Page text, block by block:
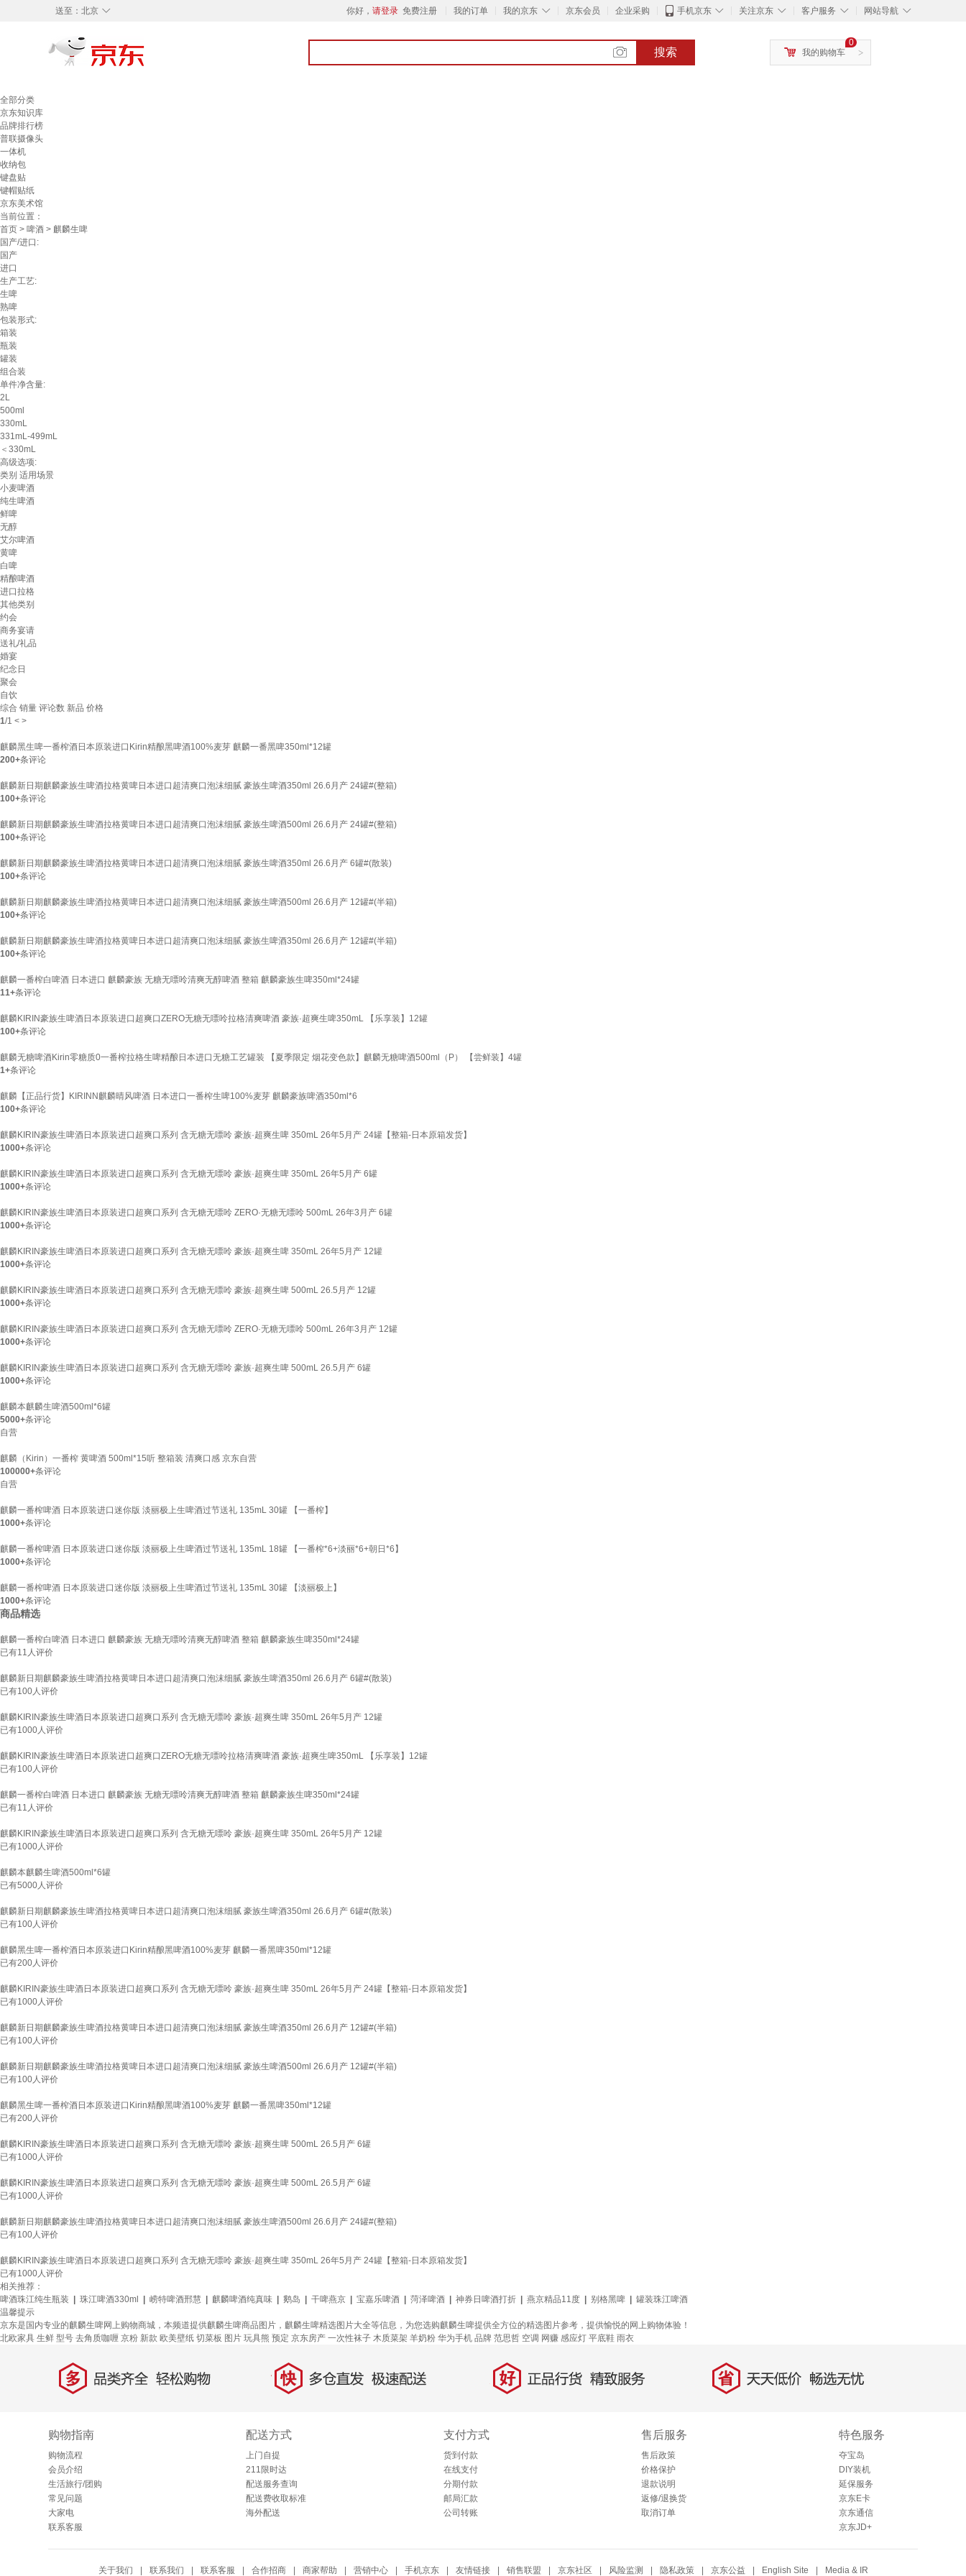
◇
送至： 北京 你好， 请登录 免费注册 我的订单 ◇
我的京东 京东会员 企业采购 ◇
手机京东 ◇
关注京东 ◇
客户服务 ◇
网站导航
搜索 >
0
我的购物车
全部分类
京东知识库
品牌排行榜
普联摄像头
一体机
收纳包
键盘贴
键帽贴纸
京东美术馆
当前位置：
首页 > 啤酒 > 麒麟生啤
国产/进口:
国产
进口
生产工艺:
生啤
熟啤
包装形式:
箱装
瓶装
罐装
组合装
单件净含量:
2L
500ml
330mL
331mL-499mL
＜330mL
高级选项:
类别 适用场景
小麦啤酒
纯生啤酒
鲜啤
无醇
艾尔啤酒
黄啤
白啤
精酿啤酒
进口拉格
其他类别
约会
商务宴请
送礼/礼品
婚宴
纪念日
聚会
自饮
综合 销量 评论数 新品 价格
1/1 < >
麒麟黑生啤一番榨酒日本原装进口Kirin精酿黑啤酒100%麦芽 麒麟一番黑啤350ml*12罐
200+条评论
麒麟新日期麒麟豪族生啤酒拉格黄啤日本进口超清爽口泡沫细腻 豪族生啤酒350ml 26.6月产 24罐#(整箱)
100+条评论
麒麟新日期麒麟豪族生啤酒拉格黄啤日本进口超清爽口泡沫细腻 豪族生啤酒500ml 26.6月产 24罐#(整箱)
100+条评论
麒麟新日期麒麟豪族生啤酒拉格黄啤日本进口超清爽口泡沫细腻 豪族生啤酒350ml 26.6月产 6罐#(散装)
100+条评论
麒麟新日期麒麟豪族生啤酒拉格黄啤日本进口超清爽口泡沫细腻 豪族生啤酒500ml 26.6月产 12罐#(半箱)
100+条评论
麒麟新日期麒麟豪族生啤酒拉格黄啤日本进口超清爽口泡沫细腻 豪族生啤酒350ml 26.6月产 12罐#(半箱)
100+条评论
麒麟一番榨白啤酒 日本进口 麒麟豪族 无糖无嘌呤清爽无醇啤酒 整箱 麒麟豪族生啤350ml*24罐
11+条评论
麒麟KIRIN豪族生啤酒日本原装进口超爽口ZERO无糖无嘌呤拉格清爽啤酒 豪族·超爽生啤350mL 【乐享装】12罐
100+条评论
麒麟无糖啤酒Kirin零糖质0一番榨拉格生啤精酿日本进口无糖工艺罐装 【夏季限定 烟花变色款】麒麟无糖啤酒500ml（P） 【尝鲜装】4罐
1+条评论
麒麟【正品行货】KIRINN麒麟晴风啤酒 日本进口一番榨生啤100%麦芽 麒麟豪族啤酒350ml*6
100+条评论
麒麟KIRIN豪族生啤酒日本原装进口超爽口系列 含无糖无嘌呤 豪族·超爽生啤 350mL 26年5月产 24罐【整箱-日本原箱发货】
1000+条评论
麒麟KIRIN豪族生啤酒日本原装进口超爽口系列 含无糖无嘌呤 豪族·超爽生啤 350mL 26年5月产 6罐
1000+条评论
麒麟KIRIN豪族生啤酒日本原装进口超爽口系列 含无糖无嘌呤 ZERO·无糖无嘌呤 500mL 26年3月产 6罐
1000+条评论
麒麟KIRIN豪族生啤酒日本原装进口超爽口系列 含无糖无嘌呤 豪族·超爽生啤 350mL 26年5月产 12罐
1000+条评论
麒麟KIRIN豪族生啤酒日本原装进口超爽口系列 含无糖无嘌呤 豪族·超爽生啤 500mL 26.5月产 12罐
1000+条评论
麒麟KIRIN豪族生啤酒日本原装进口超爽口系列 含无糖无嘌呤 ZERO·无糖无嘌呤 500mL 26年3月产 12罐
1000+条评论
麒麟KIRIN豪族生啤酒日本原装进口超爽口系列 含无糖无嘌呤 豪族·超爽生啤 500mL 26.5月产 6罐
1000+条评论
麒麟本麒麟生啤酒500ml*6罐
5000+条评论
自营
麒麟（Kirin）一番榨 黄啤酒 500ml*15听 整箱装 清爽口感 京东自营
100000+条评论
自营
麒麟一番榨啤酒 日本原装进口迷你版 淡丽极上生啤酒过节送礼 135mL 30罐 【一番榨】
1000+条评论
麒麟一番榨啤酒 日本原装进口迷你版 淡丽极上生啤酒过节送礼 135mL 18罐 【一番榨*6+淡丽*6+朝日*6】
1000+条评论
麒麟一番榨啤酒 日本原装进口迷你版 淡丽极上生啤酒过节送礼 135mL 30罐 【淡丽极上】
1000+条评论
商品精选
麒麟一番榨白啤酒 日本进口 麒麟豪族 无糖无嘌呤清爽无醇啤酒 整箱 麒麟豪族生啤350ml*24罐
已有11 人评价
麒麟新日期麒麟豪族生啤酒拉格黄啤日本进口超清爽口泡沫细腻 豪族生啤酒350ml 26.6月产 6罐#(散装)
已有100人评价
麒麟KIRIN豪族生啤酒日本原装进口超爽口系列 含无糖无嘌呤 豪族·超爽生啤 350mL 26年5月产 12罐
已有1000人评价
麒麟KIRIN豪族生啤酒日本原装进口超爽口ZERO无糖无嘌呤拉格清爽啤酒 豪族·超爽生啤350mL 【乐享装】12罐
已有100人评价
麒麟一番榨白啤酒 日本进口 麒麟豪族 无糖无嘌呤清爽无醇啤酒 整箱 麒麟豪族生啤350ml*24罐
已有11 人评价
麒麟KIRIN豪族生啤酒日本原装进口超爽口系列 含无糖无嘌呤 豪族·超爽生啤 350mL 26年5月产 12罐
已有1000人评价
麒麟本麒麟生啤酒500ml*6罐
已有5000人评价
麒麟新日期麒麟豪族生啤酒拉格黄啤日本进口超清爽口泡沫细腻 豪族生啤酒350ml 26.6月产 6罐#(散装)
已有100人评价
麒麟黑生啤一番榨酒日本原装进口Kirin精酿黑啤酒100%麦芽 麒麟一番黑啤350ml*12罐
已有200人评价
麒麟KIRIN豪族生啤酒日本原装进口超爽口系列 含无糖无嘌呤 豪族·超爽生啤 350mL 26年5月产 24罐【整箱-日本原箱发货】
已有1000人评价
麒麟新日期麒麟豪族生啤酒拉格黄啤日本进口超清爽口泡沫细腻 豪族生啤酒350ml 26.6月产 12罐#(半箱)
已有100人评价
麒麟新日期麒麟豪族生啤酒拉格黄啤日本进口超清爽口泡沫细腻 豪族生啤酒500ml 26.6月产 12罐#(半箱)
已有100人评价
麒麟黑生啤一番榨酒日本原装进口Kirin精酿黑啤酒100%麦芽 麒麟一番黑啤350ml*12罐
已有200人评价
麒麟KIRIN豪族生啤酒日本原装进口超爽口系列 含无糖无嘌呤 豪族·超爽生啤 500mL 26.5月产 6罐
已有1000人评价
麒麟KIRIN豪族生啤酒日本原装进口超爽口系列 含无糖无嘌呤 豪族·超爽生啤 500mL 26.5月产 6罐
已有1000人评价
麒麟新日期麒麟豪族生啤酒拉格黄啤日本进口超清爽口泡沫细腻 豪族生啤酒500ml 26.6月产 24罐#(整箱)
已有100人评价
麒麟KIRIN豪族生啤酒日本原装进口超爽口系列 含无糖无嘌呤 豪族·超爽生啤 350mL 26年5月产 24罐【整箱-日本原箱发货】
已有1000人评价
相关推荐：
啤酒珠江纯生瓶装
珠江啤酒330ml 崂特啤酒邢慧 麒麟啤酒纯真味 鹅岛 干啤燕京 宝嘉乐啤酒 菏泽啤酒 神券日啤酒打折 燕京精品11度 别格黑啤
罐装珠江啤酒
温馨提示
京东是国内专业的麒麟生啤网上购物商城，本频道提供麒麟生啤商品图片，麒麟生啤精选图片大全等信息，为您选购麒麟生啤提供全方位的精选图片参考，提供愉悦的网上购物体验！
北欧家具 生鲜 型号 去角质咖喱 京粉 新款 欧美壁纸 切菜板 图片 玩具熊 预定 京东房产 一次性袜子 木质菜架 羊奶粉 华为手机 品牌 范思哲 空调 网赚 感应灯 平底鞋 雨衣
多 品类齐全，轻松购物 快 多仓直发，极速配送 好 正品行货，精致服务 省 天天低价，畅选无忧
购物指南
购物流程
会员介绍
生活旅行/团购
常见问题
大家电
联系客服
配送方式
上门自提
211限时达
配送服务查询
配送费收取标准
海外配送
支付方式
货到付款
在线支付
分期付款
邮局汇款
公司转账
售后服务
售后政策
价格保护
退款说明
返修/退换货
取消订单
特色服务
夺宝岛
DIY装机
延保服务
京东E卡
京东通信
京东JD+
关于我们 联系我们 联系客服 合作招商 商家帮助 营销中心 手机京东 友情链接 销售联盟 京东社区 风险监测 隐私政策 京东公益 English Site Media & IR